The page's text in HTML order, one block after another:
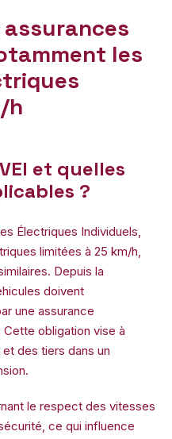
les
h
et quelles
?
Électriques Individuels,
limitées à 25 km/h,
Depuis la
doivent
une assurance
obligation vise à
des tiers dans un
le respect des vitesses
ce qui influence